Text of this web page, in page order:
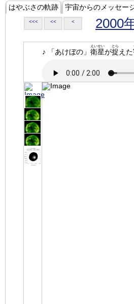
はやぶさの軌跡 宇宙からのメッセー
<<< << < 2000
♪ 「あけぼの」 衛星
えいせい
が捉
とら
えた